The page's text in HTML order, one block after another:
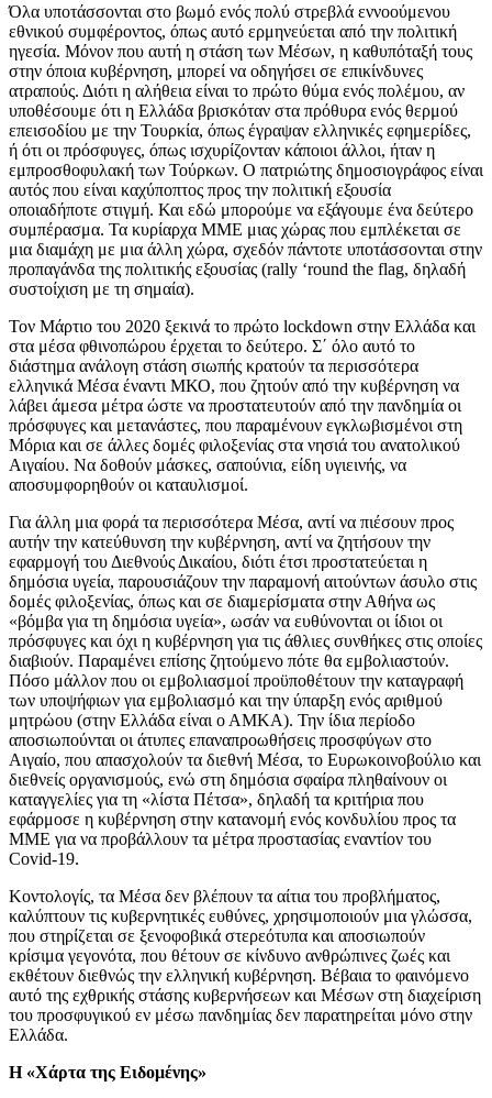
Όλα υποτάσσονται στο βωμό ενός πολύ στρεβλά εννοούμενου
εθνικού συμφέροντος, όπως αυτό ερμηνεύεται από την πολιτική
ηγεσία. Μόνον που αυτή η στάση των Μέσων, η καθυπόταξή τους
στην όποια κυβέρνηση, μπορεί να οδηγήσει σε επικίνδυνες
ατραπούς. Διότι η αλήθεια είναι το πρώτο θύμα ενός πολέμου, αν
υποθέσουμε ότι η Ελλάδα βρισκόταν στα πρόθυρα ενός θερμού
επεισοδίου με την Τουρκία, όπως έγραψαν ελληνικές εφημερίδες,
ή ότι οι πρόσφυγες, όπως ισχυρίζονταν κάποιοι άλλοι, ήταν η
εμπροσθοφυλακή των Τούρκων. Ο πατριώτης δημοσιογράφος είναι
αυτός που είναι καχύποπτος προς την πολιτική εξουσία
οποιαδήποτε στιγμή. Και εδώ μπορούμε να εξάγουμε ένα δεύτερο
συμπέρασμα. Τα κυρίαρχα ΜΜΕ μιας χώρας που εμπλέκεται σε
μια διαμάχη με μια άλλη χώρα, σχεδόν πάντοτε υποτάσσονται στην
προπαγάνδα της πολιτικής εξουσίας (rally ‘round the flag, δηλαδή
συστοίχιση με τη σημαία).
Τον Μάρτιο του 2020 ξεκινά το πρώτο lockdown στην Ελλάδα και
στα μέσα φθινοπώρου έρχεται το δεύτερο. Σ΄ όλο αυτό το
διάστημα ανάλογη στάση σιωπής κρατούν τα περισσότερα
ελληνικά Μέσα έναντι ΜΚΟ, που ζητούν από την κυβέρνηση να
λάβει άμεσα μέτρα ώστε να προστατευτούν από την πανδημία οι
πρόσφυγες και μετανάστες, που παραμένουν εγκλωβισμένοι στη
Μόρια και σε άλλες δομές φιλοξενίας στα νησιά του ανατολικού
Αιγαίου. Να δοθούν μάσκες, σαπούνια, είδη υγιεινής, να
αποσυμφορηθούν οι καταυλισμοί.
Για άλλη μια φορά τα περισσότερα Μέσα, αντί να πιέσουν προς
αυτήν την κατεύθυνση την κυβέρνηση, αντί να ζητήσουν την
εφαρμογή του Διεθνούς Δικαίου, διότι έτσι προστατεύεται η
δημόσια υγεία, παρουσιάζουν την παραμονή αιτούντων άσυλο στις
δομές φιλοξενίας, όπως και σε διαμερίσματα στην Αθήνα ως
«βόμβα για τη δημόσια υγεία», ωσάν να ευθύνονται οι ίδιοι οι
πρόσφυγες και όχι η κυβέρνηση για τις άθλιες συνθήκες στις οποίες
διαβιούν. Παραμένει επίσης ζητούμενο πότε θα εμβολιαστούν.
Πόσο μάλλον που οι εμβολιασμοί προϋποθέτουν την καταγραφή
των υποψήφιων για εμβολιασμό και την ύπαρξη ενός αριθμού
μητρώου (στην Ελλάδα είναι ο ΑΜΚΑ). Την ίδια περίοδο
αποσιωπούνται οι άτυπες επαναπροωθήσεις προσφύγων στο
Αιγαίο, που απασχολούν τα διεθνή Μέσα, το Ευρωκοινοβούλιο και
διεθνείς οργανισμούς, ενώ στη δημόσια σφαίρα πληθαίνουν οι
καταγγελίες για τη «λίστα Πέτσα», δηλαδή τα κριτήρια που
εφάρμοσε η κυβέρνηση στην κατανομή ενός κονδυλίου προς τα
ΜΜΕ για να προβάλλουν τα μέτρα προστασίας εναντίον του
Covid-19.
Κοντολογίς, τα Μέσα δεν βλέπουν τα αίτια του προβλήματος,
καλύπτουν τις κυβερνητικές ευθύνες, χρησιμοποιούν μια γλώσσα,
που στηρίζεται σε ξενοφοβικά στερεότυπα και αποσιωπούν
κρίσιμα γεγονότα, που θέτουν σε κίνδυνο ανθρώπινες ζωές και
εκθέτουν διεθνώς την ελληνική κυβέρνηση. Βέβαια το φαινόμενο
αυτό της εχθρικής στάσης κυβερνήσεων και Μέσων στη διαχείριση
του προσφυγικού εν μέσω πανδημίας δεν παρατηρείται μόνο στην
Ελλάδα.
Η «Χάρτα της Ειδομένης»